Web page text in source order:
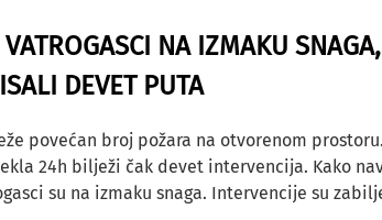
NA IZMAKU
DEVET PUTA
povećan broj požara na otvorenom
24h bilježi čak devet intervencija. Kako
su na izmaku snaga. Intervencije su